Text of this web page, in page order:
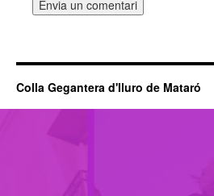
Colla Gegantera d'Iluro de Mataró